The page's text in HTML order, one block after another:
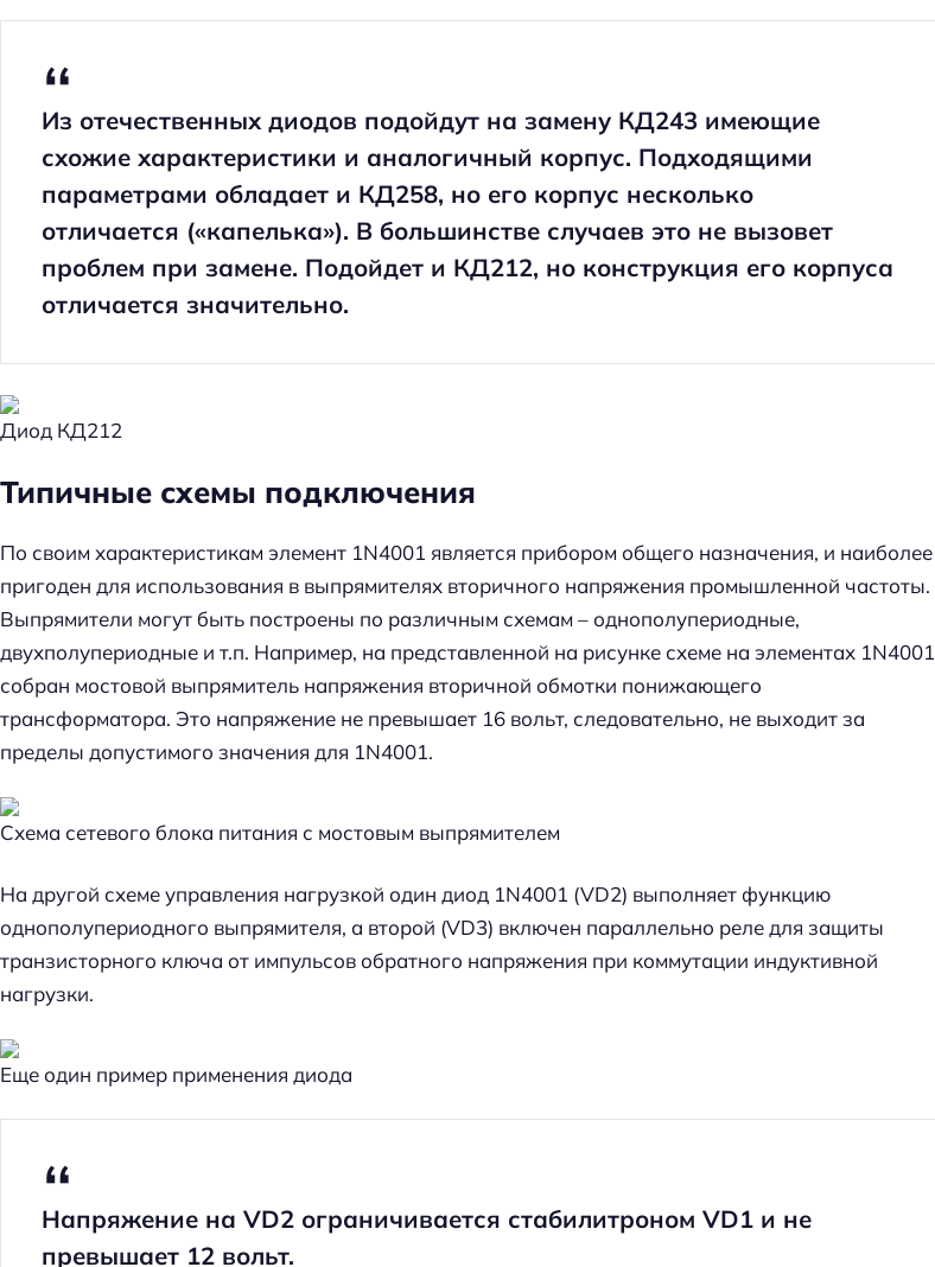
Из отечественных диодов подойдут на замену КД243 имеющие
схожие характеристики и аналогичный корпус. Подходящими
параметрами обладает и КД258, но его корпус несколько
отличается («капелька»). В большинстве случаев это не вызовет
проблем при замене. Подойдет и КД212, но конструкция его корпуса
отличается значительно.
Диод КД212
Типичные схемы подключения
По своим характеристикам элемент 1N4001 является прибором общего назначения, и наиболее
пригоден для использования в выпрямителях вторичного напряжения промышленной частоты.
Выпрямители могут быть построены по различным схемам – однополупериодные,
двухполупериодные и т.п. Например, на представленной на рисунке схеме на элементах 1N4001
собран мостовой выпрямитель напряжения вторичной обмотки понижающего
трансформатора. Это напряжение не превышает 16 вольт, следовательно, не выходит за
пределы допустимого значения для 1N4001.
Схема сетевого блока питания с мостовым выпрямителем
На другой схеме управления нагрузкой один диод 1N4001 (VD2) выполняет функцию
однополупериодного выпрямителя, а второй (VD3) включен параллельно реле для защиты
транзисторного ключа от импульсов обратного напряжения при коммутации индуктивной
нагрузки.
Еще один пример применения диода
Напряжение на VD2 ограничивается стабилитроном VD1 и не
превышает 12 вольт.